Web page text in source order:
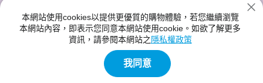
它有防止水份液體滲入床墊，可以隔離過敏原直接接觸皮膚，還能
夠延長床墊使用的期限喔!
神腦給您最實惠的價格，最安心的服務品質。
本網站使用cookies以提供更優質的購物體驗，若您繼續瀏覽
本網站內容，即表示您同意本網站使用cookie。如欲了解更多
資訊，請參閱本網站之 隱私權政策
我同意